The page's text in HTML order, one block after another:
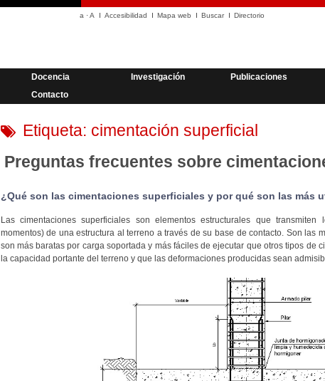
a ·A Accesibilidad Mapa web Buscar Directorio
Docencia Investigación Publicaciones
Contacto
Etiqueta: cimentación superficial
Preguntas frecuentes sobre
¿Qué son las cimentaciones superficiales y por qué son las más
Las cimentaciones superficiales son elementos estructurales que transmiten
momentos) de una estructura al terreno a través de su base de contacto. Son las
son más baratas por carga soportada y más fáciles de ejecutar que otros tipos de
la capacidad portante del terreno y que las deformaciones producidas sean